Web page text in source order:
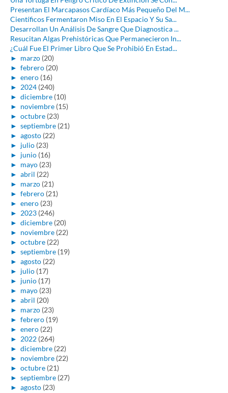
Presentan El Marcapasos Cardíaco Más Pequeño Del M...
Científicos Fermentaron Miso En El Espacio Y Su Sa...
Desarrollan Un Análisis De Sangre Que Diagnostica ...
Resucitan Algas Prehistóricas Que Permanecieron In...
¿Cuál Fue El Primer Libro Que Se Prohibió En Estad...
► marzo (20)
► febrero (20)
► enero (16)
► 2024 (240)
► diciembre (10)
► noviembre (15)
► octubre (23)
► septiembre (21)
► agosto (22)
► julio (23)
► junio (16)
► mayo (23)
► abril (22)
► marzo (21)
► febrero (21)
► enero (23)
► 2023 (246)
► diciembre (20)
► noviembre (22)
► octubre (22)
► septiembre (19)
► agosto (22)
► julio (17)
► junio (17)
► mayo (23)
► abril (20)
► marzo (23)
► febrero (19)
► enero (22)
► 2022 (264)
► diciembre (22)
► noviembre (22)
► octubre (21)
► septiembre (27)
► agosto (23)